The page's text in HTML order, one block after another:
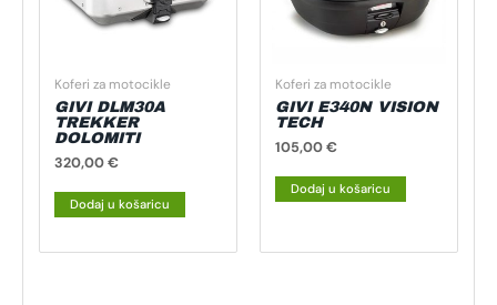
Koferi za motocikle
GIVI DLM30A
TREKKER
DOLOMITI
320,00€
Dodaj u košaricu
Koferi za motocikle
GIVI E340N VISION
TECH
105,00€
Dodaj u košaricu